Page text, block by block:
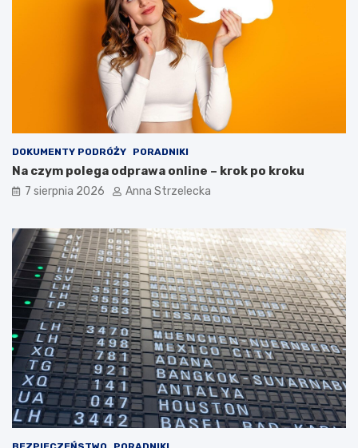
DOKUMENTY PODRÓŻY PORADNIKI
Na czym polega odprawa online – krok po kroku
7 sierpnia 2026 Anna Strzelecka